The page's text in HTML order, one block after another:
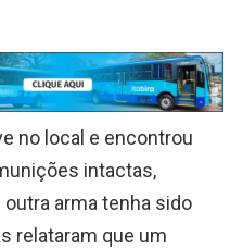
no local e encontrou
intactas,
outra arma tenha sido
relataram que um